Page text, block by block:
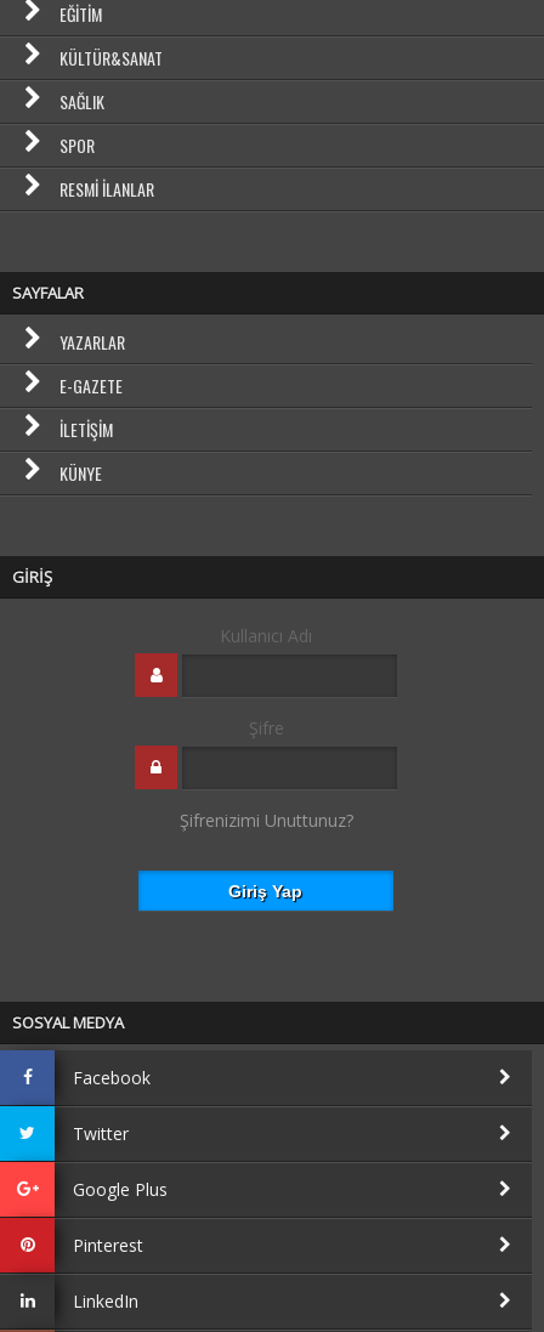
EĞITIM
KÜLTÜR&SANAT
SAĞLIK
SPOR
RESMI İLANLAR
SAYFALAR
YAZARLAR
E-GAZETE
İLETIŞIM
KÜNYE
GİRİŞ
Kullanıcı Adı
Şifre
Şifrenizimi Unuttunuz?
SOSYAL MEDYA
Facebook
Twitter
Google Plus
Pinterest
LinkedIn